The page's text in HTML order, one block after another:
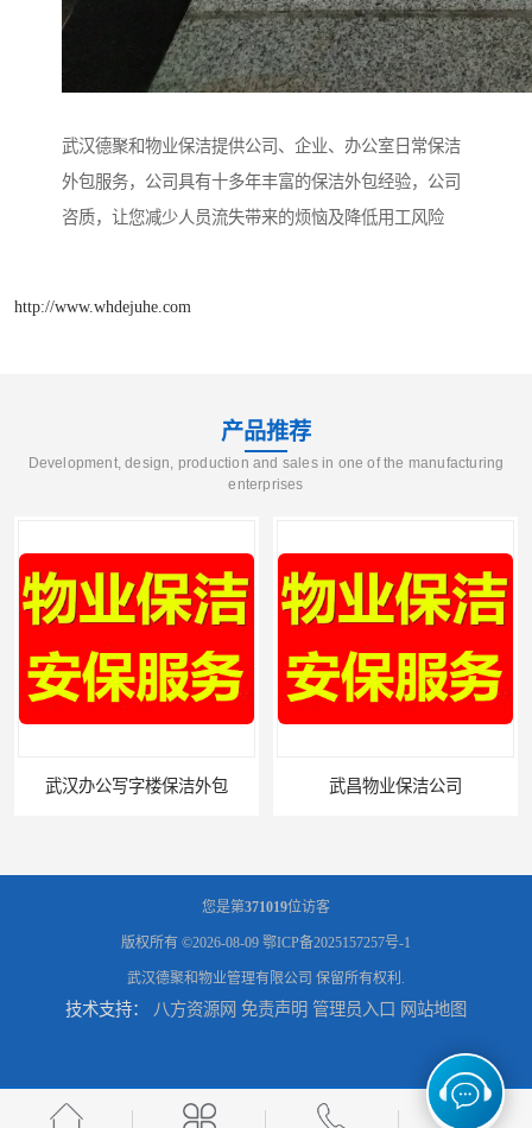
武汉德聚和物业保洁提供公司、企业、办公室日常保洁
外包服务，公司具有十多年丰富的保洁外包经验，公司
咨质，让您减少人员流失带来的烦恼及降低用工风险
http://www.whdejuhe.com
产品推荐
Development, design, production and sales in one of the manufacturing
enterprises
办公写字楼保洁外包 武昌物业保洁公司
武昌专业物业保洁
您是第371019位访客
版权所有 ©2026-08-09 鄂ICP备2025157257号-1
武汉德聚和物业管理有限公司 保留所有权利.
技术支持： 八方资源网 免责声明 管理员入口 网站地图